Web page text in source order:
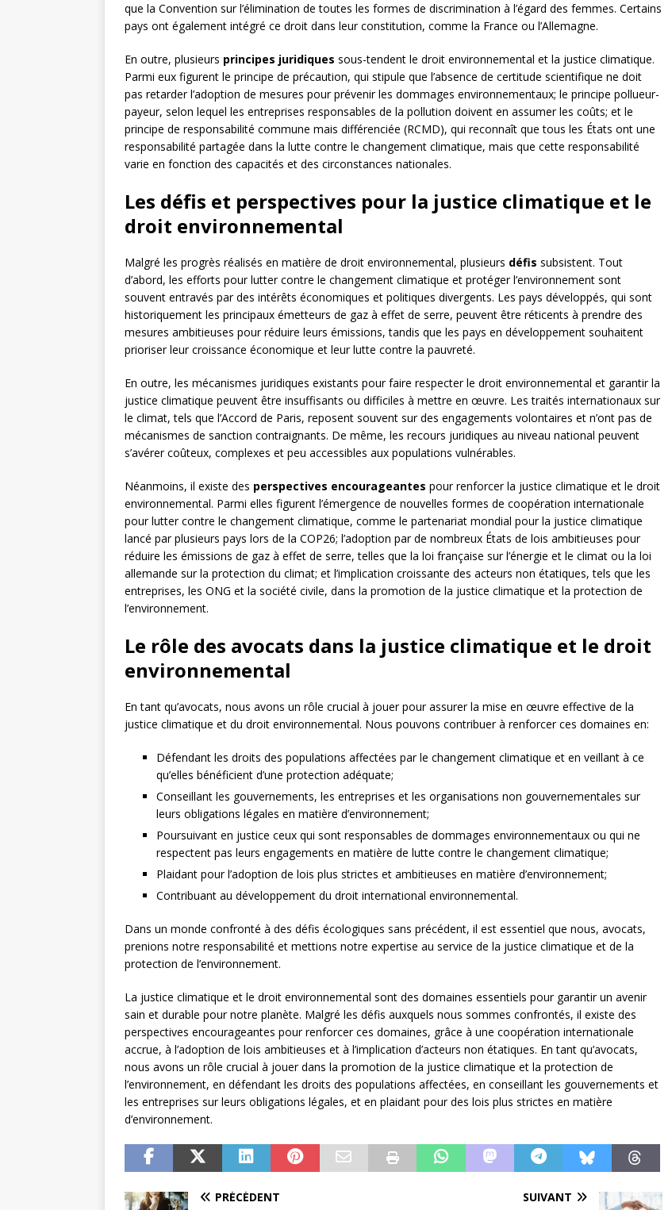
que la Convention sur l’élimination de toutes les formes de discrimination à l’égard des femmes. Certains
pays ont également intégré ce droit dans leur constitution, comme la France ou l’Allemagne.
En outre, plusieurs principes juridiques sous-tendent le droit environnemental et la justice climatique.
Parmi eux figurent le principe de précaution, qui stipule que l’absence de certitude scientifique ne doit
pas retarder l’adoption de mesures pour prévenir les dommages environnementaux; le principe pollueur-
payeur, selon lequel les entreprises responsables de la pollution doivent en assumer les coûts; et le
principe de responsabilité commune mais différenciée (RCMD), qui reconnaît que tous les États ont une
responsabilité partagée dans la lutte contre le changement climatique, mais que cette responsabilité
varie en fonction des capacités et des circonstances nationales.
Les défis et perspectives pour la justice climatique et le
droit environnemental
Malgré les progrès réalisés en matière de droit environnemental, plusieurs défis subsistent. Tout
d’abord, les efforts pour lutter contre le changement climatique et protéger l’environnement sont
souvent entravés par des intérêts économiques et politiques divergents. Les pays développés, qui sont
historiquement les principaux émetteurs de gaz à effet de serre, peuvent être réticents à prendre des
mesures ambitieuses pour réduire leurs émissions, tandis que les pays en développement souhaitent
prioriser leur croissance économique et leur lutte contre la pauvreté.
En outre, les mécanismes juridiques existants pour faire respecter le droit environnemental et garantir la
justice climatique peuvent être insuffisants ou difficiles à mettre en œuvre. Les traités internationaux sur
le climat, tels que l’Accord de Paris, reposent souvent sur des engagements volontaires et n’ont pas de
mécanismes de sanction contraignants. De même, les recours juridiques au niveau national peuvent
s’avérer coûteux, complexes et peu accessibles aux populations vulnérables.
Néanmoins, il existe des perspectives encourageantes pour renforcer la justice climatique et le droit
environnemental. Parmi elles figurent l’émergence de nouvelles formes de coopération internationale
pour lutter contre le changement climatique, comme le partenariat mondial pour la justice climatique
lancé par plusieurs pays lors de la COP26; l’adoption par de nombreux États de lois ambitieuses pour
réduire les émissions de gaz à effet de serre, telles que la loi française sur l’énergie et le climat ou la loi
allemande sur la protection du climat; et l’implication croissante des acteurs non étatiques, tels que les
entreprises, les ONG et la société civile, dans la promotion de la justice climatique et la protection de
l’environnement.
Le rôle des avocats dans la justice climatique et le droit
environnemental
En tant qu’avocats, nous avons un rôle crucial à jouer pour assurer la mise en œuvre effective de la
justice climatique et du droit environnemental. Nous pouvons contribuer à renforcer ces domaines en:
Défendant les droits des populations affectées par le changement climatique et en veillant à ce
qu’elles bénéficient d’une protection adéquate;
Conseillant les gouvernements, les entreprises et les organisations non gouvernementales sur
leurs obligations légales en matière d’environnement;
Poursuivant en justice ceux qui sont responsables de dommages environnementaux ou qui ne
respectent pas leurs engagements en matière de lutte contre le changement climatique;
Plaidant pour l’adoption de lois plus strictes et ambitieuses en matière d’environnement;
Contribuant au développement du droit international environnemental.
Dans un monde confronté à des défis écologiques sans précédent, il est essentiel que nous, avocats,
prenions notre responsabilité et mettions notre expertise au service de la justice climatique et de la
protection de l’environnement.
La justice climatique et le droit environnemental sont des domaines essentiels pour garantir un avenir
sain et durable pour notre planète. Malgré les défis auxquels nous sommes confrontés, il existe des
perspectives encourageantes pour renforcer ces domaines, grâce à une coopération internationale
accrue, à l’adoption de lois ambitieuses et à l’implication d’acteurs non étatiques. En tant qu’avocats,
nous avons un rôle crucial à jouer dans la promotion de la justice climatique et la protection de
l’environnement, en défendant les droits des populations affectées, en conseillant les gouvernements et
les entreprises sur leurs obligations légales, et en plaidant pour des lois plus strictes en matière
d’environnement.
PRÉCÉDENT SUIVANT